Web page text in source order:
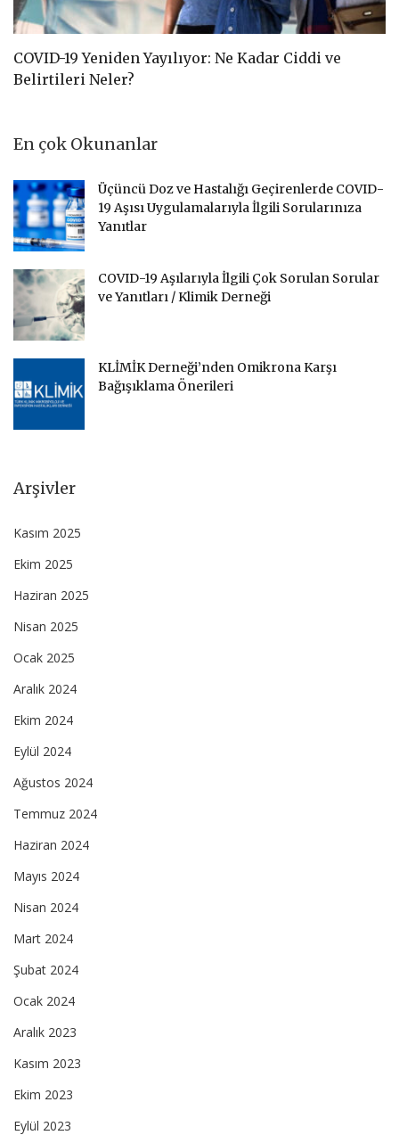
COVID-19 Yeniden Yayılıyor: Ne Kadar Ciddi ve
Belirtileri Neler?
En çok Okunanlar
Üçüncü Doz ve Hastalığı Geçirenlerde COVID-
19 Aşısı Uygulamalarıyla İlgili Sorularınıza
Yanıtlar
COVID-19 Aşılarıyla İlgili Çok Sorulan Sorular
ve Yanıtları / Klimik Derneği
KLİMİK Derneği’nden Omikrona Karşı
Bağışıklama Önerileri
Arşivler
Kasım 2025
Ekim 2025
Haziran 2025
Nisan 2025
Ocak 2025
Aralık 2024
Ekim 2024
Eylül 2024
Ağustos 2024
Temmuz 2024
Haziran 2024
Mayıs 2024
Nisan 2024
Mart 2024
Şubat 2024
Ocak 2024
Aralık 2023
Kasım 2023
Ekim 2023
Eylül 2023